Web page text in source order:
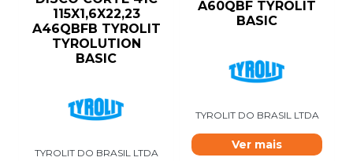
115X1,6X22,23
A46QBFB TYROLIT
TYROLUTION
BASIC
TYROLIT DO BRASIL LTDA
A60QBF TYROLIT
BASIC
TYROLIT DO BRASIL LTDA
Ver mais